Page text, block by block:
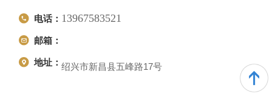
电话： 13967583521
邮箱：
地址： 绍兴市新昌县五峰路17号